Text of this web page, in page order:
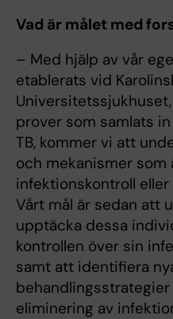
Vad är målet med
– Med hjälp av vår
etablerats vid
prover som samlats
TB, kommer vi att
och mekanismer
infektionskontroll
Vårt mål är sedan att
upptäcka dessa
kontrollen över sin
samt att identifiera
eliminering av